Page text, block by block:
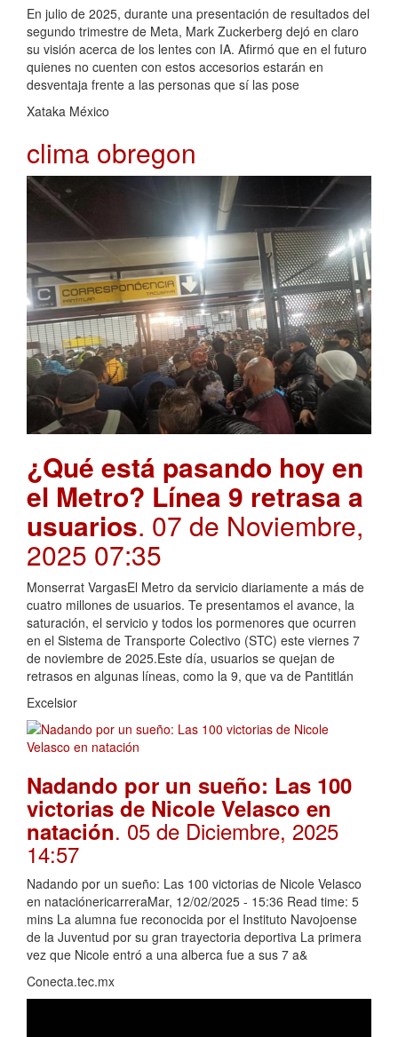
En julio de 2025, durante una presentación de resultados del
segundo trimestre de Meta, Mark Zuckerberg dejó en claro
su visión acerca de los lentes con IA. Afirmó que en el futuro
quienes no cuenten con estos accesorios estarán en
desventaja frente a las personas que sí las pose
Xataka México
clima obregon
¿Qué está pasando hoy en
el Metro? Línea 9 retrasa a
usuarios. 07 de Noviembre,
2025 07:35
Monserrat VargasEl Metro da servicio diariamente a más de
cuatro millones de usuarios. Te presentamos el avance, la
saturación, el servicio y todos los pormenores que ocurren
en el Sistema de Transporte Colectivo (STC) este viernes 7
de noviembre de 2025.Este día, usuarios se quejan de
retrasos en algunas líneas, como la 9, que va de Pantitlán
Excelsior
Nadando por un sueño: Las 100
victorias de Nicole Velasco en
natación. 05 de Diciembre, 2025
14:57
Nadando por un sueño: Las 100 victorias de Nicole Velasco
en nataciónericarreraMar, 12/02/2025 - 15:36 Read time: 5
mins La alumna fue reconocida por el Instituto Navojoense
de la Juventud por su gran trayectoria deportiva La primera
vez que Nicole entró a una alberca fue a sus 7 a&
Conecta.tec.mx